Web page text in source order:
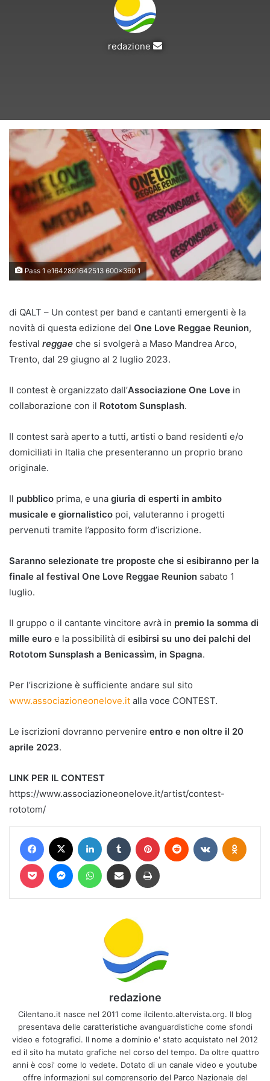
redazione
Invia
Pass 1 e1642891642513 600x360 1
di QALT – Un contest per band e cantanti emergenti è la
novità di questa edizione del One Love Reggae Reunion,
festival reggae che si svolgerà a Maso Mandrea Arco,
Trento, dal 29 giugno al 2 luglio 2023.
Il contest è organizzato dall’Associazione One Love in
collaborazione con il Rototom Sunsplash.
Il contest sarà aperto a tutti, artisti o band residenti e/o
domiciliati in Italia che presenteranno un proprio brano
originale.
Il pubblico prima, e una giuria di esperti in ambito
musicale e giornalistico poi, valuteranno i progetti
pervenuti tramite l’apposito form d’iscrizione.
Saranno selezionate tre proposte che si esibiranno per la
finale al festival One Love Reggae Reunion sabato 1
luglio.
Il gruppo o il cantante vincitore avrà in premio la somma di
mille euro e la possibilità di esibirsi su uno dei palchi del
Rototom Sunsplash a Benicassìm, in Spagna.
Per l’iscrizione è sufficiente andare sul sito
www.associazioneonelove.it alla voce CONTEST.
Le iscrizioni dovranno pervenire entro e non oltre il 20
aprile 2023.
LINK PER IL CONTEST
https://www.associazioneonelove.it/artist/contest-
rototom/
Facebook LinkedIn Tumblr Pinterest Reddit VKontakte
Pocket MessengerWhatsAppCondividi via mail Stampa
redazione
Cilentano.it nasce nel 2011 come ilcilento.altervista.org. Il blog
presentava delle caratteristiche avanguardistiche come sfondi
video e fotografici. Il nome a dominio e' stato acquistato nel 2012
ed il sito ha mutato grafiche nel corso del tempo. Da oltre quattro
anni è cosi' come lo vedete. Dotato di un canale video e youtube
offre informazioni sul comprensorio del Parco Nazionale del